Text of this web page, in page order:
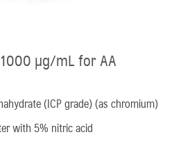
µg/mL for AA
(ICP grade) (as chromium)
with 5% nitric acid